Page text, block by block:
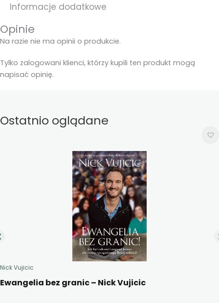
Informacje dodatkowe
Opinie
Na razie nie ma opinii o produkcie.
Tylko zalogowani klienci, którzy kupili ten produkt mogą
napisać opinię.
Ostatnio oglądane
Nick Vujicic
Ewangelia bez granic – Nick Vujicic